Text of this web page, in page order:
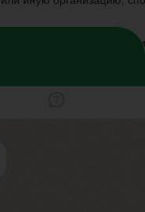
не любят судебных
хоть одна царапина